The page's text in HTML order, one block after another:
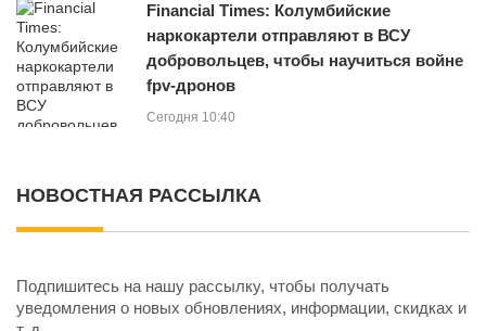
Financial Times: Колумбийские
наркокартели отправляют в ВСУ
добровольцев, чтобы научиться войне
fpv-дронов
Сегодня 10:40
НОВОСТНАЯ РАССЫЛКА
Подпишитесь на нашу рассылку, чтобы получать
уведомления о новых обновлениях, информации, скидках и